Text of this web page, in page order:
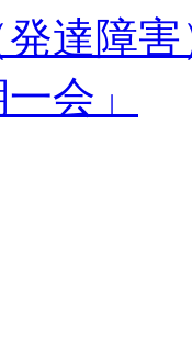
達障
会」